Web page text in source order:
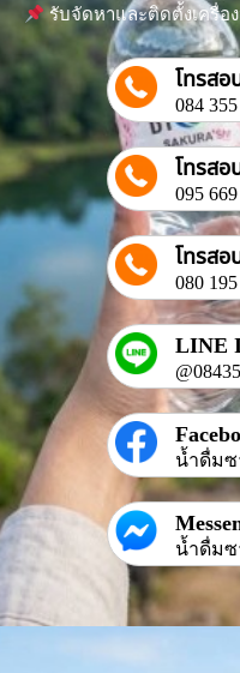
รับจัดหาและติดตั้งเครื่อ
โทรสอ
084
โทรสอ
095
โทรสอ
080
LINE
น้ำดื่มซ
น้ำดื่มซ